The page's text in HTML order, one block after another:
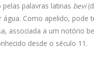
palavras latinas bevi
água. Como apelido, pode
associada a um notório
desde o século 11.